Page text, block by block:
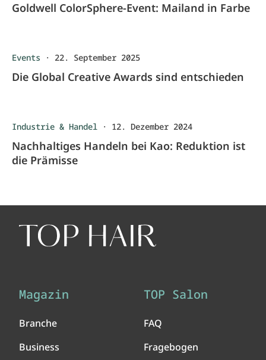
Goldwell ColorSphere-Event: Mailand in Farbe
Events · 22. September 2025
Die Global Creative Awards sind entschieden
Industrie & Handel · 12. Dezember 2024
Nachhaltiges Handeln bei Kao: Reduktion ist
die Prämisse
Magazin
Branche
Business
TOP Salon
FAQ
Fragebogen